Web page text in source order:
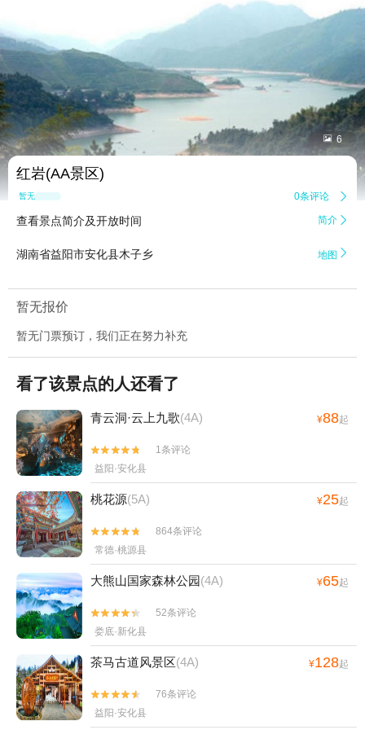
 6
红岩(AA景区)
暂无点评 0条评论 
查看景点简介及开放时间 简介 
湖南省益阳市安化县木子乡 地图 
暂无报价
暂无门票预订，我们正在努力补充
看了该景点的人还看了
青云洞·云上九歌(4A) ¥88起


1条评论
益阳·安化县
桃花源(5A) ¥25起


864条评论
常德·桃源县
大熊山国家森林公园(4A) ¥65起


52条评论
娄底·新化县
茶马古道风景区(4A) ¥128起


76条评论
益阳·安化县